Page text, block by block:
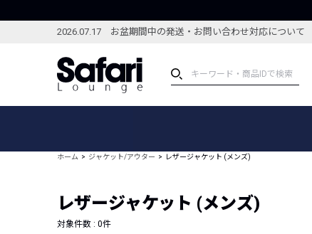
2026.07.17 お盆期間中の発送・お問い合わせ対応について
ブランドから探す
新着アイテム
編集部のおすすめアイテム
特集記事
コーディネート
ホーム ジャケット/アウター レザージャケット (メンズ)
レザージャケット (メンズ)
対象件数 : 0件